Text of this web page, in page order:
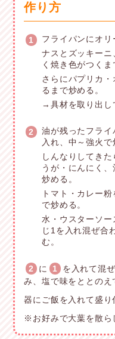
作り方
1
フライパンにオリ
ナスとズッキー
く焼き色がつくま
さらにパプリカ
るまで炒める。
→具材を取り出し
2
油が残ったフラ
入れ、中～強火で
しんなりしてき
うが・にんにく
炒める。
トマト・カレー
で炒める。
水・ウスターソー
じ1を入れ混ぜ合
む。
2 に 1
を入れて混
み、塩で味をととのえ
器にご飯を入れて盛り
※お好みで大葉を散ら